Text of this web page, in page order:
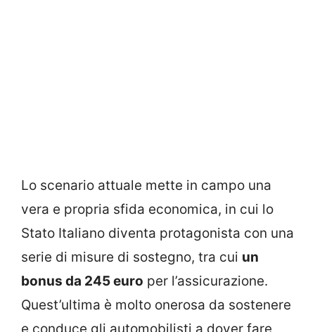
Lo scenario attuale mette in campo una
vera e propria sfida economica, in cui lo
Stato Italiano diventa protagonista con una
serie di misure di sostegno, tra cui un
bonus da 245 euro per l’assicurazione.
Quest’ultima è molto onerosa da sostenere
e conduce gli automobilisti a dover fare